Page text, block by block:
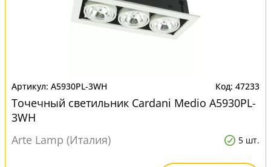
A5930PL-3WH 47233
Точечный светильник Cardani Medio A5930PL-
3WH
Arte Lamp (Италия)
5 шт.